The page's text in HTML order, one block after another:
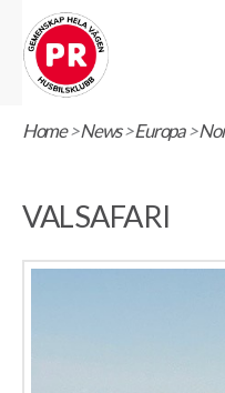
Home>News>Europa>
VALSAFARI